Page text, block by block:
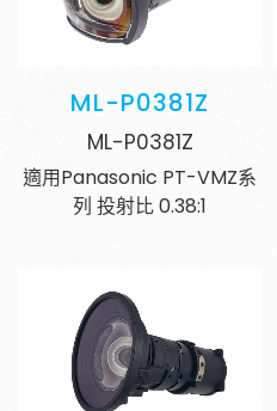
ML-P0381Z
ML-P0381Z
適用Panasonic PT-VMZ系
列 投射比 0.38:1